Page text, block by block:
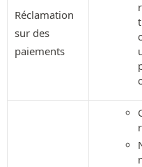
Réclamation
sur des
paiements